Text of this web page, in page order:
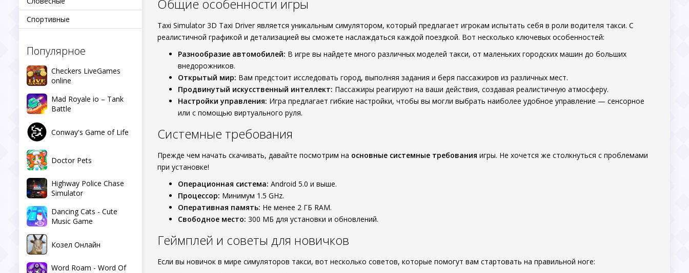
Спортивные
Популярное
Checkers LiveGames
online
Mad Royale io – Tank
Battle
Conway's Game of Life
Doctor Pets
Highway Police Chase
Simulator
Dancing Cats - Cute
Music Game
Козел Онлайн
Word Roam - Word Of
Общие особенности игры
Taxi Simulator 3D Taxi Driver является уникальным симулятором, который предлагает игрокам испытать себя в роли водителя такси. С
реалистичной графикой и детализацией вы сможете наслаждаться каждой поездкой. Вот несколько ключевых особенностей:
Разнообразие автомобилей: В игре вы найдете много различных моделей такси, от маленьких городских машин до больших
внедорожников.
Открытый мир: Вам предстоит исследовать город, выполняя задания и беря пассажиров из различных мест.
Продвинутый искусственный интеллект: Пассажиры реагируют на ваши действия, создавая реалистичную атмосферу.
Настройки управления: Игра предлагает гибкие настройки, чтобы вы могли выбрать наиболее удобное управление — сенсорное
или с помощью виртуального руля.
Системные требования
Прежде чем начать скачивать, давайте посмотрим на основные системные требования игры. Не хочется же столкнуться с проблемами
при установке!
Операционная система: Android 5.0 и выше.
Процессор: Минимум 1.5 GHz.
Оперативная память: Не менее 2 ГБ RAM.
Свободное место: 300 МБ для установки и обновлений.
Геймплей и советы для новичков
Если вы новичок в мире симуляторов такси, вот несколько советов, которые помогут вам стартовать на правильной ноге: